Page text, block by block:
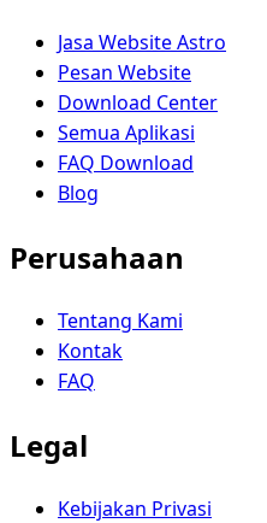
Jasa Website Astro
Pesan Website
Download Center
Semua Aplikasi
FAQ Download
Blog
Perusahaan
Tentang Kami
Kontak
FAQ
Legal
Kebijakan Privasi